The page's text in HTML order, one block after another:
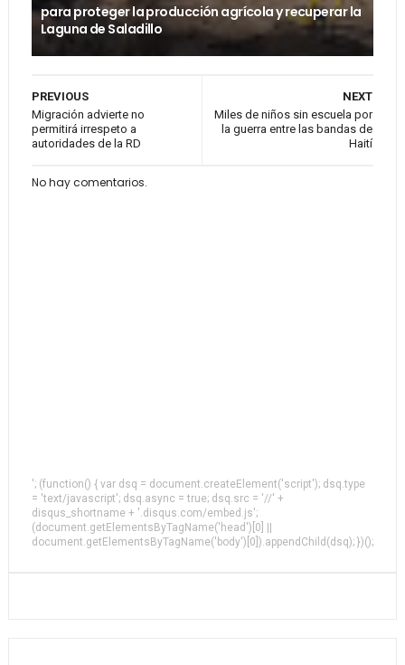
para proteger la producción agrícola y recuperar la
Laguna de Saladillo
NEXT
Miles de niños sin escuela por
la guerra entre las bandas de
Haití
PREVIOUS
Migración advierte no
permitirá irrespeto a
autoridades de la RD
No hay comentarios.
'; (function() { var dsq = document.createElement('script'); dsq.type
= 'text/javascript'; dsq.async = true; dsq.src = '//' +
disqus_shortname + '.disqus.com/embed.js';
(document.getElementsByTagName('head')[0] ||
document.getElementsByTagName('body')[0]).appendChild(dsq); })();